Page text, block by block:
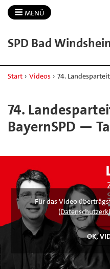
MENÜ
SPD Bad
Start › Videos › 74.
74.
BayernSPD —
Für das Video
(